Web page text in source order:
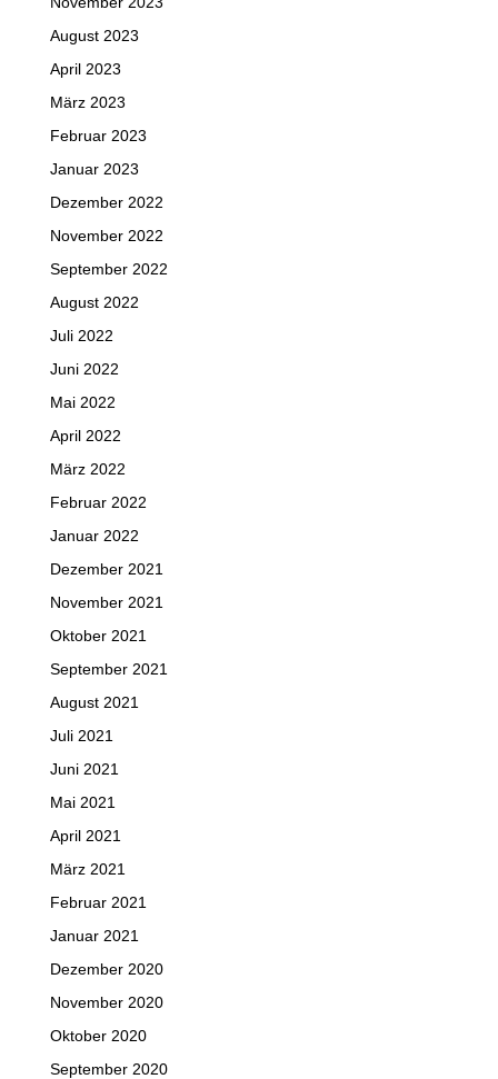
August 2023
April 2023
März 2023
Februar 2023
Januar 2023
Dezember 2022
November 2022
September 2022
August 2022
Juli 2022
Juni 2022
Mai 2022
April 2022
März 2022
Februar 2022
Januar 2022
Dezember 2021
November 2021
Oktober 2021
September 2021
August 2021
Juli 2021
Juni 2021
Mai 2021
April 2021
März 2021
Februar 2021
Januar 2021
Dezember 2020
November 2020
Oktober 2020
September 2020